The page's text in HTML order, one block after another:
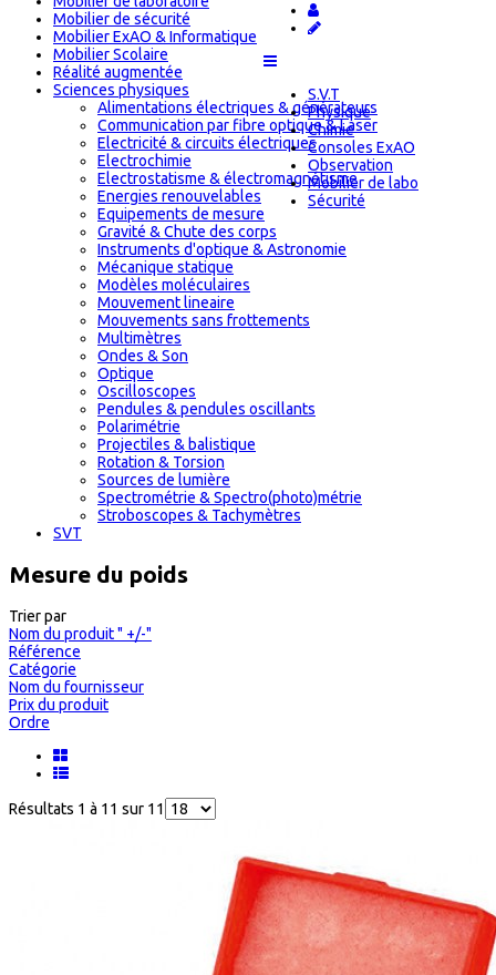
S.V.T
Physique
Chimie
Consoles ExAO
Observation
Mobilier de labo
Sécurité
Mobilier de sécurité
Mobilier ExAO & Informatique
Mobilier Scolaire
Réalité augmentée
Sciences physiques
Alimentations électriques & générateurs
Communication par fibre optique & Laser
Electricité & circuits électriques
Electrochimie
Electrostatisme & électromagnétisme
Energies renouvelables
Equipements de mesure
Gravité & Chute des corps
Instruments d'optique & Astronomie
Mécanique statique
Modèles moléculaires
Mouvement lineaire
Mouvements sans frottements
Multimètres
Ondes & Son
Optique
Oscilloscopes
Pendules & pendules oscillants
Polarimétrie
Projectiles & balistique
Rotation & Torsion
Sources de lumière
Spectrométrie & Spectro(photo)métrie
Stroboscopes & Tachymètres
SVT
Mesure du poids
Trier par
Nom du produit " +/-"
Référence
Catégorie
Nom du fournisseur
Prix du produit
Ordre
Résultats 1 à 11 sur 11